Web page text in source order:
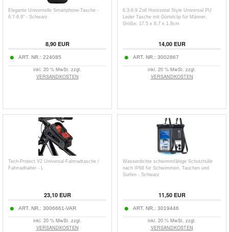
Elegante Universelle Smartphone-Tasche -
6.7-6.9" - Schwarz
8,90EUR
ART. NR.: 224085
inkl. 20 % MwSt. zzgl.
VERSANDKOSTEN
6.3-6.9 Zoll Horizontal Style Universal PU
Leder Tasche mit Gürtelclip für Männer,
Größe: 17.5 x 8.7 x 1.8cm
14,00EUR
ART. NR.: 3002867
inkl. 20 % MwSt. zzgl.
VERSANDKOSTEN
Tech-Protect V2 Universal-Fahrradtasche /
Fahrradhalter - L
23,10EUR
ART. NR.: 3006661-VAR
inkl. 20 % MwSt. zzgl.
VERSANDKOSTEN
Wasserdichte schwimmfähige Schutzhülle
nach IP68 für Schwimmen, Tauchen und
Surfen - Schwarz
11,50EUR
ART. NR.: 3019446
inkl. 20 % MwSt. zzgl.
VERSANDKOSTEN